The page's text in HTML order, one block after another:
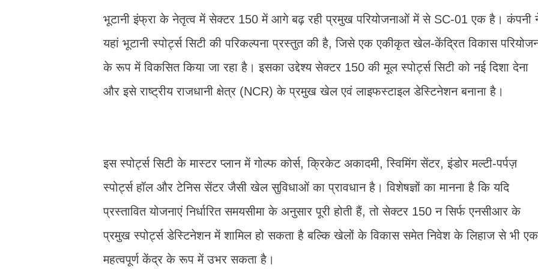
भूटानी इंफ्रा के नेतृत्व में सेक्टर 150 में आगे बढ़ रही प्रमुख परियोजनाओं में से SC-01 एक है। कंपनी
यहां भूटानी स्पोर्ट्स सिटी की परिकल्पना प्रस्तुत की है, जिसे एक एकीकृत खेल-केंद्रित विकास
के रूप में विकसित किया जा रहा है। इसका उद्देश्य सेक्टर 150 की मूल स्पोर्ट्स सिटी को नई दिशा देना
और इसे राष्ट्रीय राजधानी क्षेत्र (NCR) के प्रमुख खेल एवं लाइफस्टाइल डेस्टिनेशन बनाना है।
इस स्पोर्ट्स सिटी के मास्टर प्लान में गोल्फ कोर्स, क्रिकेट अकादमी, स्विमिंग सेंटर, इंडोर मल्टी-पर्पज़
स्पोर्ट्स हॉल और टेनिस सेंटर जैसी खेल सुविधाओं का प्रावधान है। विशेषज्ञों का मानना है कि यदि
प्रस्तावित योजनाएं निर्धारित समयसीमा के अनुसार पूरी होती हैं, तो सेक्टर 150 न सिर्फ एनसीआर के
प्रमुख स्पोर्ट्स डेस्टिनेशन में शामिल हो सकता है बल्कि खेलों के विकास समेत निवेश के लिहाज से भी एक
महत्वपूर्ण केंद्र के रूप में उभर सकता है।